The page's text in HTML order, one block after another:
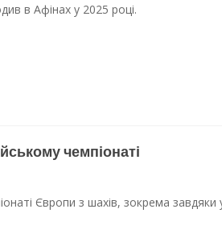
в Афінах у 2025 році.
чемпіонаті
Європи з шахів, зокрема завдяки